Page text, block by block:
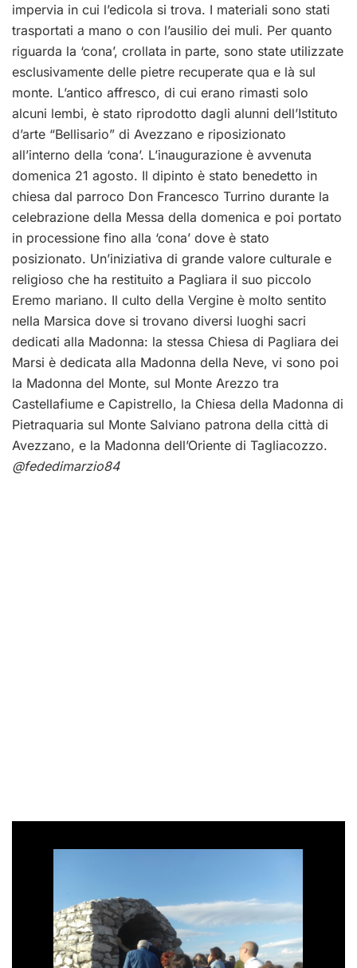
impervia in cui l’edicola si trova. I materiali sono stati
trasportati a mano o con l’ausilio dei muli. Per quanto
riguarda la ‘cona’, crollata in parte, sono state utilizzate
esclusivamente delle pietre recuperate qua e là sul
monte. L’antico affresco, di cui erano rimasti solo
alcuni lembi, è stato riprodotto dagli alunni dell’Istituto
d’arte “Bellisario” di Avezzano e riposizionato
all’interno della ‘cona’. L’inaugurazione è avvenuta
domenica 21 agosto. Il dipinto è stato benedetto in
chiesa dal parroco Don Francesco Turrino durante la
celebrazione della Messa della domenica e poi portato
in processione fino alla ‘cona’ dove è stato
posizionato. Un’iniziativa di grande valore culturale e
religioso che ha restituito a Pagliara il suo piccolo
Eremo mariano. Il culto della Vergine è molto sentito
nella Marsica dove si trovano diversi luoghi sacri
dedicati alla Madonna: la stessa Chiesa di Pagliara dei
Marsi è dedicata alla Madonna della Neve, vi sono poi
la Madonna del Monte, sul Monte Arezzo tra
Castellafiume e Capistrello, la Chiesa della Madonna di
Pietraquaria sul Monte Salviano patrona della città di
Avezzano, e la Madonna dell’Oriente di Tagliacozzo.
@fededimarzio84